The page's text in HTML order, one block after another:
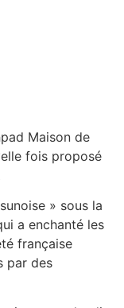
Maison de
fois proposé
» sous la
a enchanté les
française
par des